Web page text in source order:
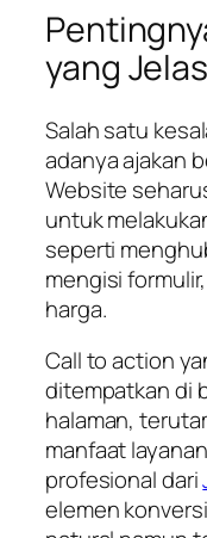
yang Jelas
Salah satu
adanya ajakan
Website
untuk
seperti
mengisi
harga.
Call to action
ditempatkan di
halaman,
manfaat
profesional dari
elemen